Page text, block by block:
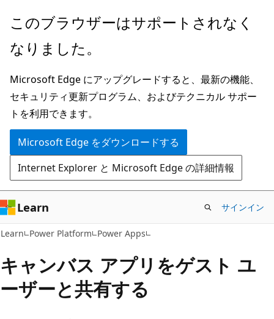
メ
ン
ン
テ
ン
ツ
に
ス
キ
ッ
プ
このブラウザーはサポートされなく
なりました。
Microsoft Edge にアップグレードすると、最新の機能、
セキュリティ更新プログラム、およびテクニカル サポー
トを利用できます。
Microsoft Edge をダウンロードする
Internet Explorer と Microsoft Edge の詳細情報
Learn サインイン
Learn Power Platform Power Apps
キャンバス アプリをゲスト ユ
ーザーと共有する